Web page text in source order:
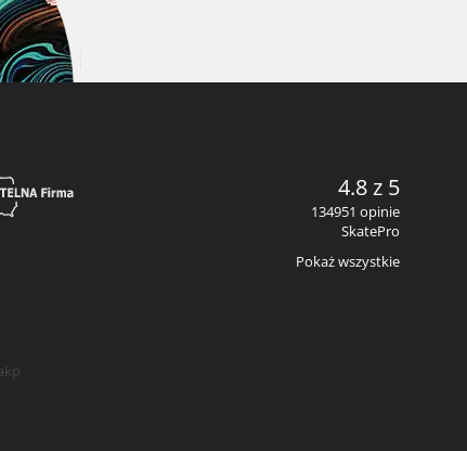
4.8 z 5
134951 opinie
SkatePro
Pokaż wszystkie